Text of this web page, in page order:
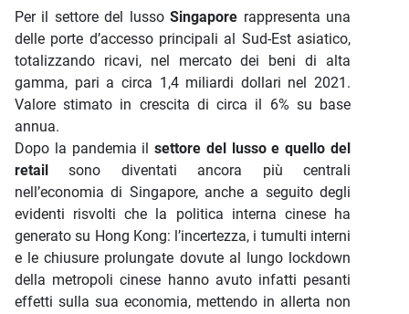
Per il settore del lussoSingapore rappresenta una
delle porte d’accesso principali al Sud-Est asiatico,
totalizzando ricavi, nel mercato dei beni di alta
gamma, pari a circa 1,4 miliardi dollari nel 2021.
Valore stimato in crescita di circa il 6% su base
annua.
Dopo la pandemia ilsettore del lusso e quello del
retail
sono diventati ancora più centrali
nell’economia di Singapore, anche a seguito degli
evidenti risvolti che la politica interna cinese ha
generato su Hong Kong: l’incertezza, i tumulti interni
e le chiusure prolungate dovute al lungo lockdown
della metropoli cinese hanno avuto infatti pesanti
effetti sulla sua economia, mettendo in allerta non